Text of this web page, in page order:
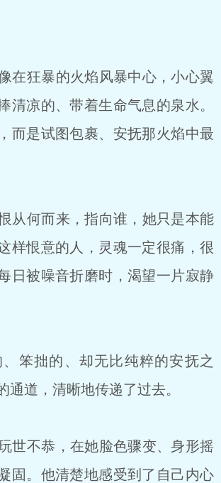
在狂暴的火焰风暴中心，小心翼
清凉的、带着生命气息的泉水。
而是试图包裹、安抚那火焰中最
从何而来，指向谁，她只是本能
样恨意的人，灵魂一定很痛，很
日被噪音折磨时，渴望一片寂静
笨拙的、却无比纯粹的安抚之
通道，清晰地传递了过去。
世不恭，在她脸色骤变、身形摇
固。他清楚地感受到了自己内心